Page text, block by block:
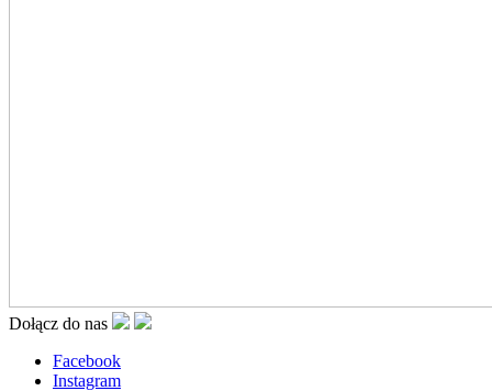
Dołącz do nas
Facebook
Instagram